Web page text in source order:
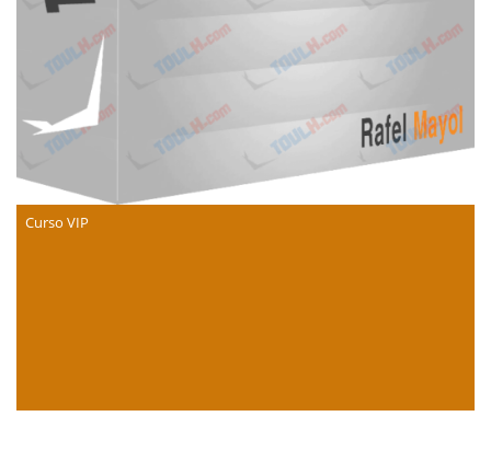
Curso VIP